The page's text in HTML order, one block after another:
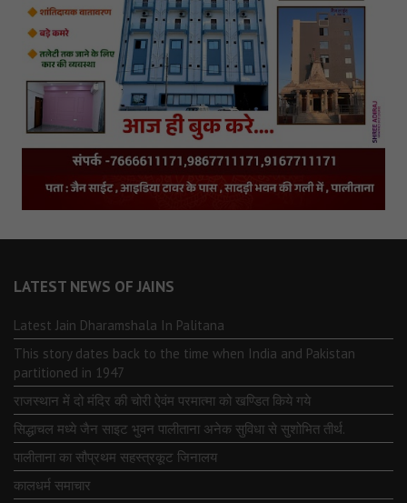
LATEST NEWS OF JAINS
Latest Jain Dharamshala In Palitana
This story dates back to the time when India and Pakistan
partitioned in 1947
राजस्थान में दो मंदिर की चोरी ऐवंम परमात्मा को खण्डित किये गये
सिद्धाचल मध्ये जैन साइट भुवन पालीताना अनेक सुविधा से सुशोभित तीर्थ.
पालीताना का सौप्रथम सहस्त्रकूट जिनालय
कालधर्म समाचार